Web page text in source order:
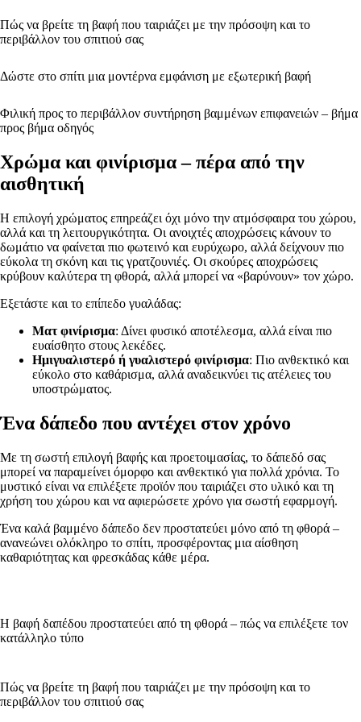
Πώς να βρείτε τη βαφή που ταιριάζει με την πρόσοψη και το
περιβάλλον του σπιτιού σας
Δώστε στο σπίτι μια μοντέρνα εμφάνιση με εξωτερική βαφή
Φιλική προς το περιβάλλον συντήρηση βαμμένων επιφανειών – βήμα
προς βήμα οδηγός
Χρώμα και φινίρισμα – πέρα από την
αισθητική
Η επιλογή χρώματος επηρεάζει όχι μόνο την ατμόσφαιρα του χώρου,
αλλά και τη λειτουργικότητα. Οι ανοιχτές αποχρώσεις κάνουν το
δωμάτιο να φαίνεται πιο φωτεινό και ευρύχωρο, αλλά δείχνουν πιο
εύκολα τη σκόνη και τις γρατζουνιές. Οι σκούρες αποχρώσεις
κρύβουν καλύτερα τη φθορά, αλλά μπορεί να «βαρύνουν» τον χώρο.
Εξετάστε και το επίπεδο γυαλάδας:
Ματ φινίρισμα: Δίνει φυσικό αποτέλεσμα, αλλά είναι πιο
ευαίσθητο στους λεκέδες.
Ημιγυαλιστερό ή γυαλιστερό φινίρισμα: Πιο ανθεκτικό και
εύκολο στο καθάρισμα, αλλά αναδεικνύει τις ατέλειες του
υποστρώματος.
Ένα δάπεδο που αντέχει στον χρόνο
Με τη σωστή επιλογή βαφής και προετοιμασίας, το δάπεδό σας
μπορεί να παραμείνει όμορφο και ανθεκτικό για πολλά χρόνια. Το
μυστικό είναι να επιλέξετε προϊόν που ταιριάζει στο υλικό και τη
χρήση του χώρου και να αφιερώσετε χρόνο για σωστή εφαρμογή.
Ένα καλά βαμμένο δάπεδο δεν προστατεύει μόνο από τη φθορά –
ανανεώνει ολόκληρο το σπίτι, προσφέροντας μια αίσθηση
καθαριότητας και φρεσκάδας κάθε μέρα.
Η βαφή δαπέδου προστατεύει από τη φθορά – πώς να επιλέξετε τον
κατάλληλο τύπο
Πώς να βρείτε τη βαφή που ταιριάζει με την πρόσοψη και το
περιβάλλον του σπιτιού σας